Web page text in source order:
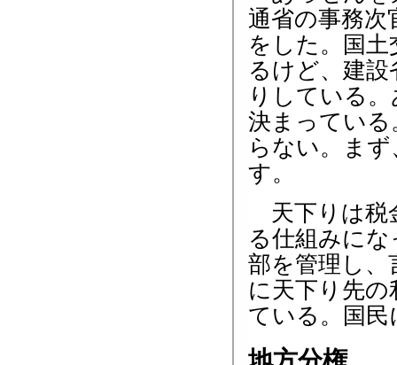
通省の事務次
をした。国
るけど、建
りしている
決まってい
らない。ま
す。
天下りは税
る仕組みに
部を管理し
に天下り先
ている。国